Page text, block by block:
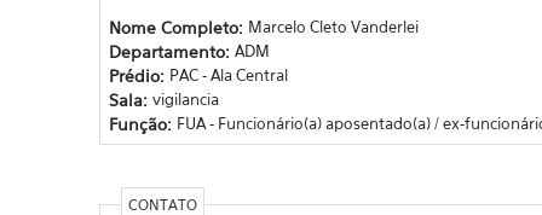
Nome Completo: Marcelo Cleto Vanderlei
Departamento: ADM
Prédio: PAC - Ala Central
Sala: vigilancia
Função: FUA - Funcionário(a) aposentado(a) / ex-
CONTATO